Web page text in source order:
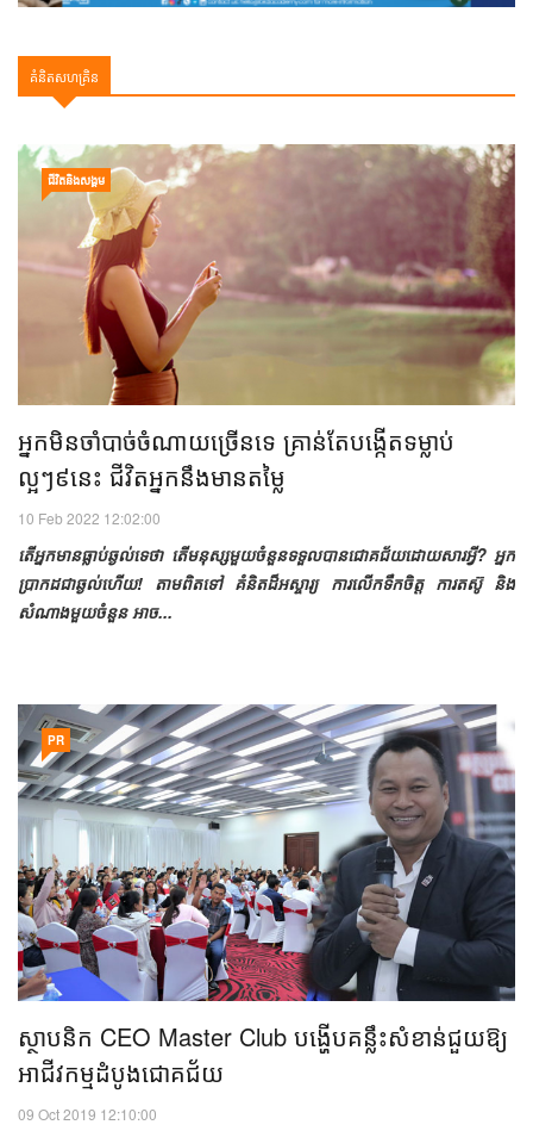
គំនិតសហគ្រិន
ជីវិតនិងសង្គម
អ្នកមិនចាំបាច់ចំណាយច្រើនទេ គ្រាន់តែ​បង្កើតទម្លាប់
ល្អៗ៩នេះ ជីវិតអ្នកនឹង​មាន​តម្លៃ
10 Feb 2022 12:02:00
តើអ្នកមានធ្លាប់ឆ្ងល់ទេថា តើមនុស្សមួយចំនួនទទួលបានជោគជ័យដោយសារអ្វី? អ្នក
ប្រាកដជាឆ្ងល់ហើយ! តាមពិតទៅ គំនិតដ៏អស្ចារ្យ ការលើកទឹកចិត្ត ការតស៊ូ និង
សំណាងមួយចំនួន អាច...
PR
ស្ថាបនិក CEO Master Club បង្ហើបគន្លឹះសំខាន់ជួយឱ្យ
អាជីវកម្មដំបូងជោគជ័យ
09 Oct 2019 12:10:00